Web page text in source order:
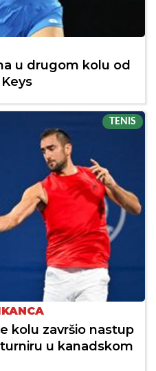
u drugom kolu od
TENIS
kolu završio nastup
u kanadskom